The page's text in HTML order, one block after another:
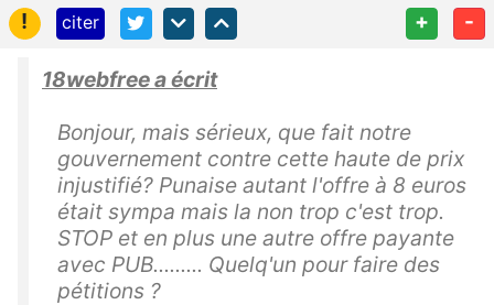
!
citer + -
18webfree a écrit
Bonjour, mais sérieux, que fait notre
gouvernement contre cette haute de prix
injustifié? Punaise autant l'offre à 8 euros
était sympa mais la non trop c'est trop.
STOP et en plus une autre offre payante
avec PUB......... Quelq'un pour faire des
pétitions ?